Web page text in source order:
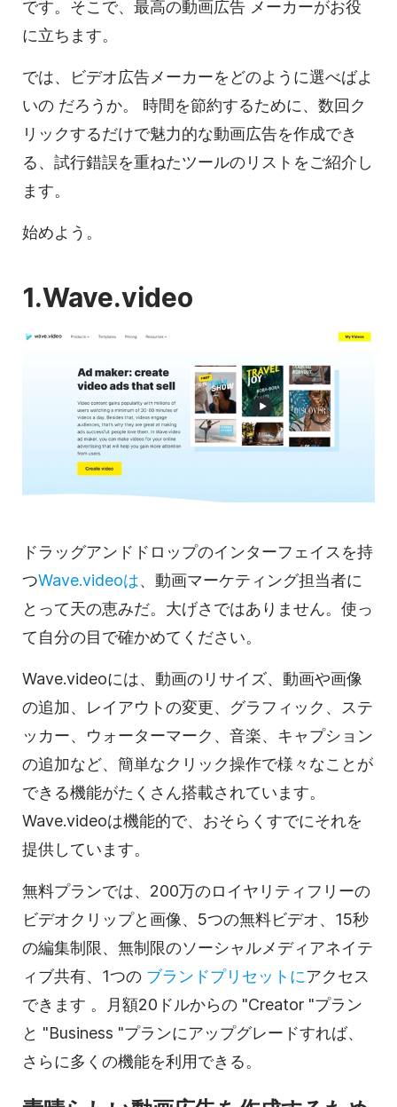
です。そこで、最高の動画広告 メーカーがお役
に立ちます。
では、 ビデオ広告メーカーを どのように選べばよ
いの だろうか。 時間を節約するために、数回ク
リックするだけで魅力的な動画広告を作成でき
る、試行錯誤を重ねたツールのリストをご紹介し
ます。
始めよう。
1.Wave.video
ドラッグアンドドロップのインターフェイスを持
つWave.videoは、 動画マーケティング担当者に
とって天の恵みだ。大げさではありません。使っ
て自分の目で確かめてください。
Wave.videoには、動画のリサイズ、動画や画像
の追加、レイアウトの変更、グラフィック、ステ
ッカー、ウォーターマーク、音楽、キャプション
の追加など、簡単なクリック操作で様々なことが
できる機能がたくさん搭載されています。
Wave.videoは機能的で、おそらくすでにそれを
提供しています。
無料プランでは、200万のロイヤリティフリーの
ビデオクリップと 画像、5つの無料ビデオ、15秒
の編集制限、無制限のソーシャルメディアネイテ
ィブ共有、1つの ブランドプリセットにアクセス
できます 。月額20ドルからの "Creator "プラン
と "Business "プランにアップグレードすれば、
さらに多くの機能を利用できる。